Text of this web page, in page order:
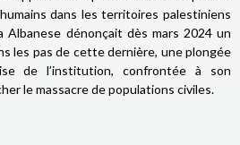
dans les territoires palestiniens
Albanese dénonçait dès mars 2024 un
les pas de cette dernière, une plongée
de l’institution, confrontée à son
le massacre de populations civiles.